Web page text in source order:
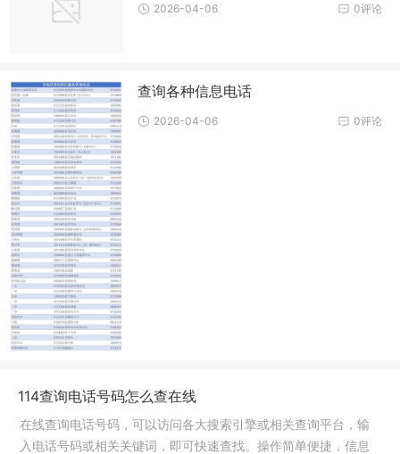
0评论
2026-04-06
查询各种信息电话
0评论
2026-04-06
114查询电话号码怎么查在线
在线查询电话号码，可以访问各大搜索引擎或相关查询平台，输
入电话号码或相关关键词，即可快速查找。操作简单便捷，信息